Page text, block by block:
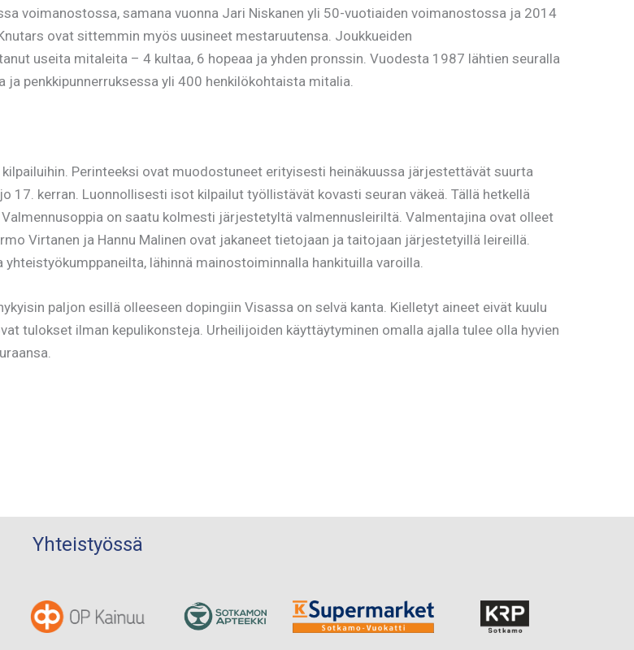
voimanostossa, samana vuonna Jari Niskanen yli 50-vuotiaiden voimanostossa ja 2014
ovat sittemmin myös uusineet mestaruutensa. Joukkueiden
useita mitaleita – 4 kultaa, 6 hopeaa ja yhden pronssin. Vuodesta 1987 lähtien seuralla
penkkipunnerruksessa yli 400 henkilökohtaista mitalia.
Perinteeksi ovat muodostuneet erityisesti heinäkuussa järjestettävät suurta
17. kerran. Luonnollisesti isot kilpailut työllistävät kovasti seuran väkeä. Tällä hetkellä
on saatu kolmesti järjestetyltä valmennusleiriltä. Valmentajina ovat olleet
Virtanen ja Hannu Malinen ovat jakaneet tietojaan ja taitojaan järjestetyillä leireillä.
lähinnä mainostoiminnalla hankituilla varoilla.
paljon esillä olleeseen dopingiin Visassa on selvä kanta. Kielletyt aineet eivät kuulu
tulokset ilman kepulikonsteja. Urheilijoiden käyttäytyminen omalla ajalla tulee olla hyvien
Yhteistyössä